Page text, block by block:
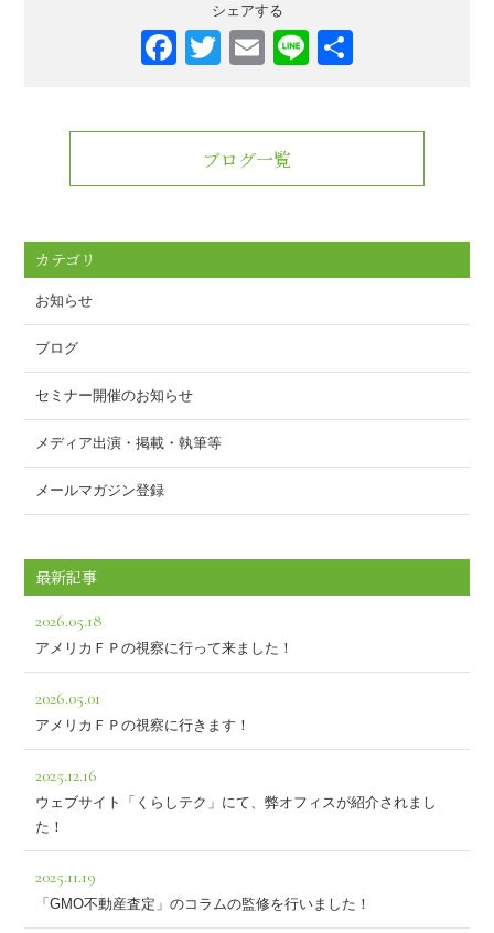
シェアする
F
b
T
er
E
Li
ブログ一覧
カテゴリ
お知らせ
ブログ
セミナー開催のお知らせ
メディア出演・掲載・執筆等
メールマガジン登録
最新記事
2026.05.18
アメリカＦＰの視察に行って来ました！
2026.05.01
アメリカＦＰの視察に行きます！
2025.12.16
ウェブサイト「くらしテク」にて、弊オフィスが紹介されまし
た！
2025.11.19
「GMO不動産査定」のコラムの監修を行いました！